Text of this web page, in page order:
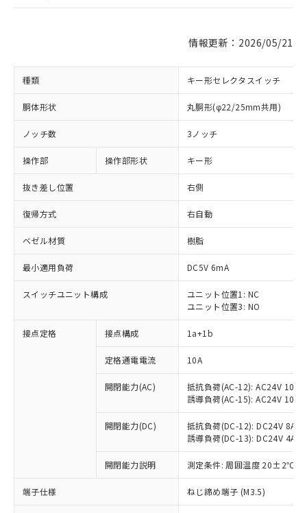
情報更新：2026/05/21
種類 キー形セレクタスイッチ
胴体形状 丸胴形(φ22/25mm共用)
ノッチ数 3ノッチ
操作部 操作部形状 キー形
抜き差し位置 右側
復帰方式 右自動
ベゼル材質 樹脂
最小適用負荷 DC5V 6mA
スイッチユニット構成
ユニット位置1: NC
ユニット位置3: NO
接点定格 接点構成 1a+1b
定格通電電流 10A
開閉能力(AC)
抵抗負荷(AC-12): AC24V 10A/
誘導負荷(AC-15): AC24V
開閉能力(DC)
抵抗負荷(DC-12): DC24V 8A/
誘導負荷(DC-13): DC24V 4A/
開閉能力説明 測定条件: 周囲温度 20±2℃、
端子仕様 ねじ締め端子 (M3.5)
対応済み：EU RoHS指令（10物質）の
非含有に対応した製品が提供可能な商品で